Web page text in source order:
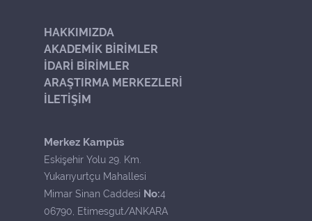
HAKKIMIZDA
AKADEMİK BİRİMLER
İDARİ BİRİMLER
ARAŞTIRMA MERKEZLERİ
İLETİŞİM
Merkez Kampüs
Eskişehir Yolu 29. Km.
Yukarıyurtçu Mahallesi
Mimar Sinan Caddesi No:4
06790, Etimesgut/ANKARA